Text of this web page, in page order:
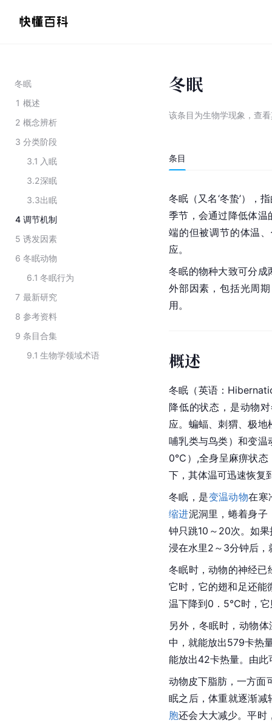
冬眠
1 概述
2 概念辨析
3 分类阶段
3.1 入眠
3.2深眠
3.3出眠
4 调节机制
5 诱发因素
6 冬眠动物
6.1 冬眠行为
7 最新研究
8 参考资料
9 条目合集
9.1 生物学领域术语
冬眠
该条目为生物学现象 ， 查看
条目
冬眠（又名‘冬蛰’），
季节，会通过降低体温
端的但被调节的体温
应。
冬眠的物种大致可分成
外部因素，包括光周
用。
概述
冬眠（英语：
降低的状态，是动物
应。蝙蝠、刺猬、极
哺乳类与鸟类）和变温
0℃）,全身呈麻痹状态
下，其体温可迅速恢复
冬眠，是变温动物在寒
缩进泥洞里，蜷着身子
钟只跳10～20次。如
浸在水里2～3分钟后，
冬眠时，动物的神经已
它时，它的翅和足还
温下降到0．5℃时，它
另外，冬眠时，动物
中，就能放出579卡热
能放出42卡热量。由此
动物皮下脂肪，一方面
眠之后，体重就逐渐
胞还会大大减少。平时